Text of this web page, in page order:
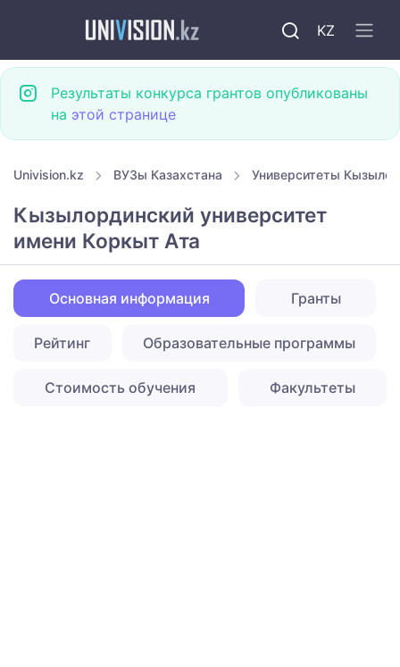
KZ
Результаты конкурса грантов опубликованы
на этой странице
Univision.kz ВУЗы Казахстана Университеты
Кызылординский университет
имени Коркыт Ата
Основная информация Гранты
Рейтинг Образовательные программы
Стоимость обучения Факультеты